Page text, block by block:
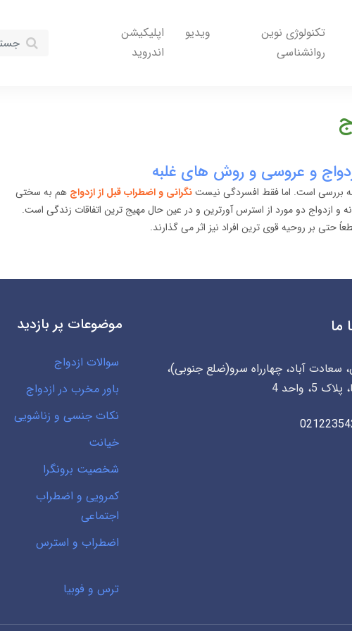
تکنولوژی نوین
روانشناسی
ویدیو
اپلیکیشن
اندروید
و عروسی و روش های غلبه
به بررسی است. اما فقط افسردگی نیستنگرانی و اضطراب قبل از ازدواج هم به سختی
ازدواج دو مورد از استرس آورترین و در عین حال مهیج ترین اتفاقات زندگی است.
حتی بر روحیه قوی ترین افراد نیز اثر می گذارند.
ما
سعادت آباد، چهارراه سرو(ضلع جنوبی)،
5، واحد 4
موضوعات پر بازدید
سوالات ازدواج
باور مخرب در ازدواج
نکات جنسی و زناشویی
خیانت
شخصیت برونگرا
کمرویی و اضطراب
اجتماعی
اضطراب و استرس
ترس و فوبیا